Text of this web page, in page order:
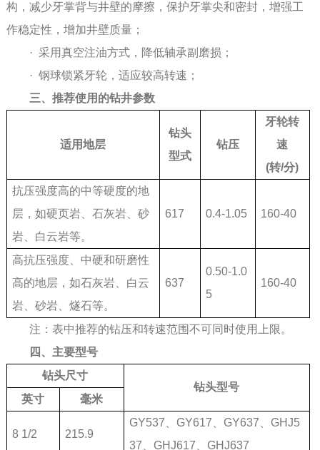
构，减少牙掌背与井壁的摩擦，保护牙掌尖和密封，增强工
作稳定性，增加井壁质量；
· 采用真空注油方式，降低轴承副磨损；
· 钢球锁紧牙轮，适应较高转速；
三、推荐使用的钻井参数
适用地层
钻头
型式
钻压
牙轮转
速
(转/分)
抗压强度高的中等硬度的地
层，如硬页岩、石灰岩、砂
岩、白云岩等。
617 0.4-1.05 160-40
高抗压强度、中硬和研磨性
高的地层，如石灰岩、白云
岩、砂岩、燧石等。
637
0.50-1.0
5
160-40
注：表中推荐的钻压和转速范围不可同时使用上限。
四、主要型号
钻头尺寸
钻头型号
英寸
毫米
8 1/2 215.9
GY537、GY617、GY637、GHJ5
37、GHJ617、GHJ637